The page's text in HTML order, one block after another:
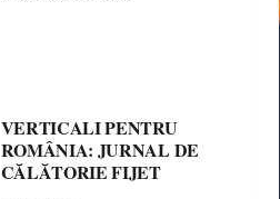
VERTICALI PENTRU
ROMÂNIA: JURNAL DE
CĂLĂTORIE FIJET